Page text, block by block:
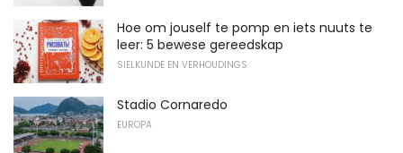
Hoe om jouself te pomp en iets nuuts te
leer: 5 bewese gereedskap
SIELKUNDE EN VERHOUDINGS
Stadio Cornaredo
EUROPA